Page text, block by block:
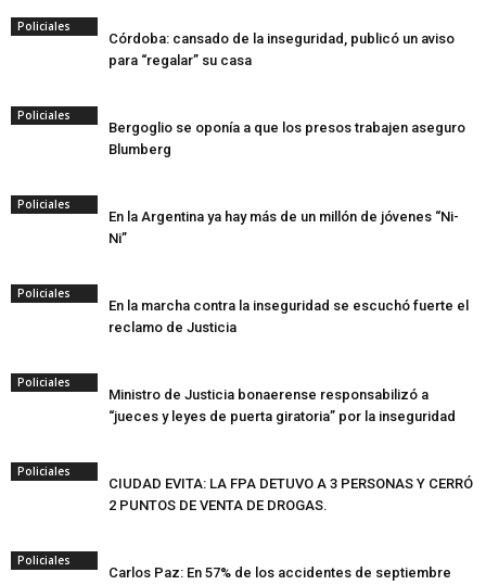
Policiales
Córdoba: cansado de la inseguridad, publicó un aviso
para “regalar” su casa
Policiales
Bergoglio se oponía a que los presos trabajen aseguro
Blumberg
Policiales
En la Argentina ya hay más de un millón de jóvenes “Ni-
Ni”
Policiales
En la marcha contra la inseguridad se escuchó fuerte el
reclamo de Justicia
Policiales
Ministro de Justicia bonaerense responsabilizó a
“jueces y leyes de puerta giratoria” por la inseguridad
Policiales
CIUDAD EVITA: LA FPA DETUVO A 3 PERSONAS Y CERRÓ
2 PUNTOS DE VENTA DE DROGAS.
Policiales
Carlos Paz: En 57% de los accidentes de septiembre